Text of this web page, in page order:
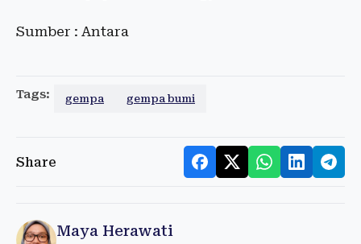
Sumber : Antara
Tags: gempa gempa bumi
Share
Maya Herawati